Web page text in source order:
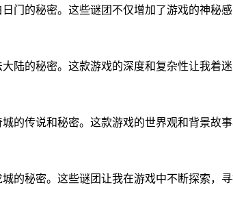
门的秘密。这些谜团不仅增加了游戏的神秘
陆的秘密。这款游戏的深度和复杂性让我着
传说和秘密。这款游戏的世界观和背景故
秘密。这些谜团让我在游戏中不断探索，